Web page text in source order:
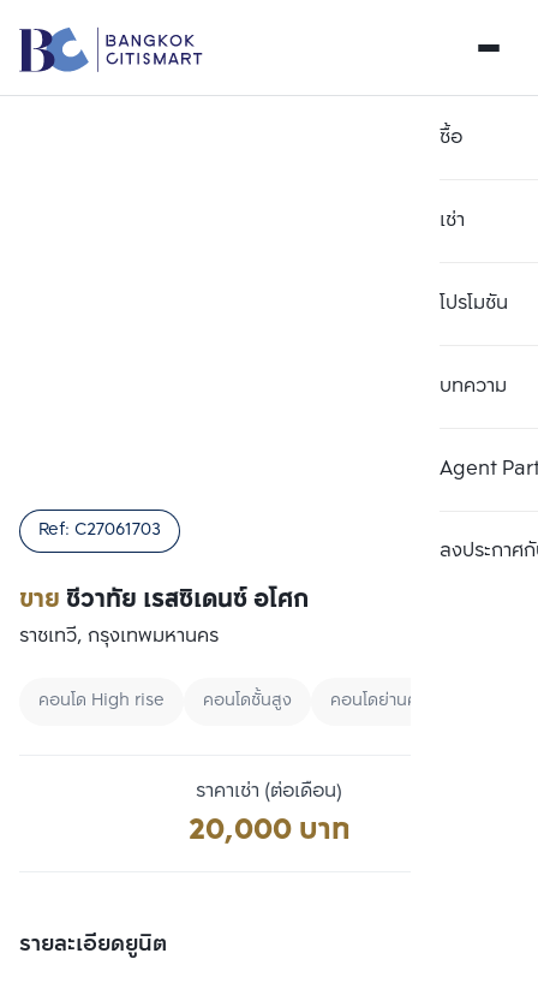
ซื้อ
เช่า
โปรโมชัน
บทความ
Agent
ลงประกาศกั
ขาย ชีวาทัย เรสซิเดนซ์ อโศก
Ref: C27061703
ราชเทวี, กรุงเทพมหานคร
คอนโด High rise คอนโดชั้นสูง คอนโดย่านศูนย์กลางธุรกิจแ
ราคาเช่า (ต่อเดือน)
20,000 บาท
รายละเอียดยูนิต
เปรียบเทียบ